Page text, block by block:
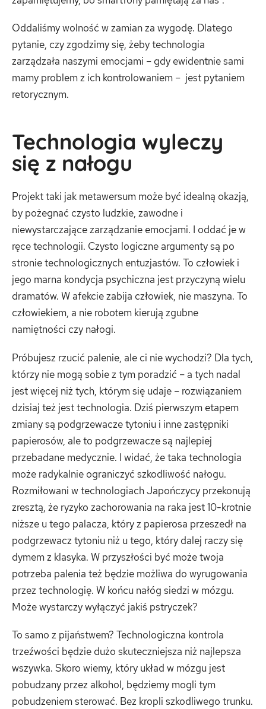
Oddaliśmy wolność w zamian za wygodę. Dlatego
pytanie, czy zgodzimy się, żeby technologia
zarządzała naszymi emocjami – gdy ewidentnie sami
mamy problem z ich kontrolowaniem – jest pytaniem
retorycznym.
Technologia wyleczy
się z nałogu
Projekt taki jak metawersum może być idealną okazją,
by pożegnać czysto ludzkie, zawodne i
niewystarczające zarządzanie emocjami. I oddać je w
ręce technologii. Czysto logiczne argumenty są po
stronie technologicznych entuzjastów. To człowiek i
jego marna kondycja psychiczna jest przyczyną wielu
dramatów. W afekcie zabija człowiek, nie maszyna. To
człowiekiem, a nie robotem kierują zgubne
namiętności czy nałogi.
Próbujesz rzucić palenie, ale ci nie wychodzi? Dla tych,
którzy nie mogą sobie z tym poradzić – a tych nadal
jest więcej niż tych, którym się udaje – rozwiązaniem
dzisiaj też jest technologia. Dziś pierwszym etapem
zmiany są podgrzewacze tytoniu i inne zastępniki
papierosów, ale to podgrzewacze są najlepiej
przebadane medycznie. I widać, że taka technologia
może radykalnie ograniczyć szkodliwość nałogu.
Rozmiłowani w technologiach Japończycy przekonują
zresztą, że ryzyko zachorowania na raka jest 10-krotnie
niższe u tego palacza, który z papierosa przeszedł na
podgrzewacz tytoniu niż u tego, który dalej raczy się
dymem z klasyka. W przyszłości być może twoja
potrzeba palenia też będzie możliwa do wyrugowania
przez technologię. W końcu nałóg siedzi w mózgu.
Może wystarczy wyłączyć jakiś pstryczek?
To samo z pijaństwem? Technologiczna kontrola
trzeźwości będzie dużo skuteczniejsza niż najlepsza
wszywka. Skoro wiemy, który układ w mózgu jest
pobudzany przez alkohol, będziemy mogli tym
pobudzeniem sterować. Bez kropli szkodliwego trunku.